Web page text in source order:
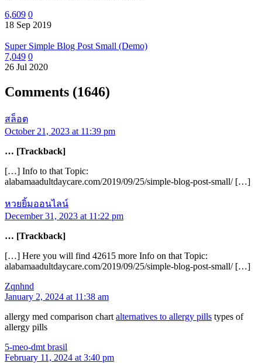
6,609 0
18 Sep 2019
Super Simple Blog Post Small (Demo)
7,049 0
26 Jul 2020
Comments (1646)
สล็อต
October 21, 2023 at 11:39 pm
… [Trackback]
[…] Info to that Topic:
alabamaadultdaycare.com/2019/09/25/simple-blog-post-small/ […]
หวยยิ้มออนไลน์
December 31, 2023 at 11:22 pm
… [Trackback]
[…] Here you will find 42615 more Info on that Topic:
alabamaadultdaycare.com/2019/09/25/simple-blog-post-small/ […]
Zqnhnd
January 2, 2024 at 11:38 am
allergy med comparison chart alternatives to allergy pills types of
allergy pills
5-meo-dmt brasil
February 11, 2024 at 3:40 pm